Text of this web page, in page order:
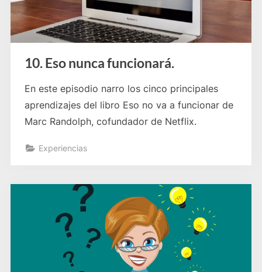
10. Eso nunca funcionará.
En este episodio narro los cinco principales
aprendizajes del libro Eso no va a funcionar de
Marc Randolph, cofundador de Netflix.
Experiencias